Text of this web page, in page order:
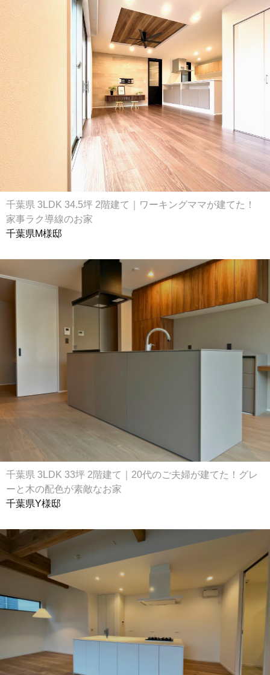
千葉県 3LDK 34.5坪 2階建て｜ワーキングママが建てた！
家事ラク導線のお家
千葉県M様邸
千葉県 3LDK 33坪 2階建て｜20代のご夫婦が建てた！グレ
ーと木の配色が素敵なお家
千葉県Y様邸